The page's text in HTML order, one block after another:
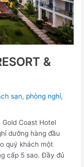
&
sạn, phòng nghỉ,
Coast Hotel
dưỡng hàng đầu
quý khách một
cấp 5 sao. Đầy đủ